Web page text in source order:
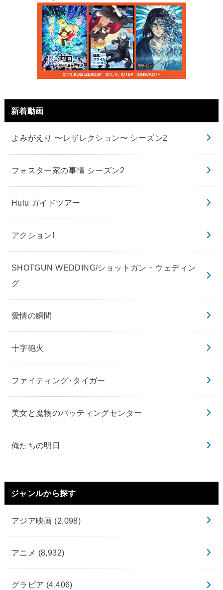
新着動画
よみがえり 〜レザレクション〜 シーズン2
フォスター家の事情 シーズン2
Hulu ガイドツアー
アクション!
SHOTGUN WEDDING/ショットガン・ウェディン
グ
愛情の瞬間
十字砲火
ファイティング･タイガー
美女と魔物のバッティングセンター
俺たちの明日
ジャンルから探す
アジア映画 (2,098)
アニメ (8,932)
グラビア (4,406)